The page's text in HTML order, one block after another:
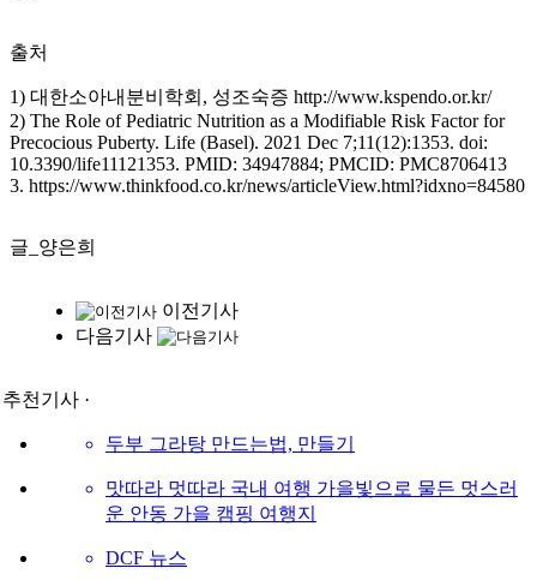
출처
1) 대한소아내분비학회, 성조숙증 http://www.kspendo.or.kr/
2) The Role of Pediatric Nutrition as a Modifiable Risk Factor for
Precocious Puberty. Life (Basel). 2021 Dec 7;11(12):1353. doi:
10.3390/life11121353. PMID: 34947884; PMCID: PMC8706413
3. https://www.thinkfood.co.kr/news/articleView.html?idxno=84580
글_양은희
이전기사
다음기사
추천기사 ·
두부 그라탕 만드는법, 만들기
맛따라 멋따라 국내 여행 가을빛으로 물든 멋스러
운 안동 가을 캠핑 여행지
DCF 뉴스